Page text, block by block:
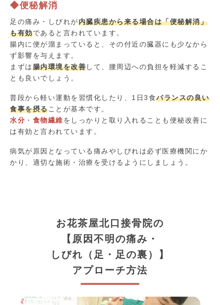
◆便秘解消
足の痛み・しびれが内臓疾患から来る場合は「便秘解消」
も有効であると言われています。
腸内に便が溜まっていると、その付近の臓器にも少なから
ず影響を与えます。
まずは腸内環境を改善して、腰周辺への負担を軽減するこ
とも良いでしょう。
普段から軽い運動を習慣化したり、1日3食バランスの良い
食事を摂ることが基本です。
水分 ・ 食物繊維をしっかりと取り入れることも便秘改善に
は有効と言われています。
病気が原因となっている痛みやしびれは必ず医療機関にか
かり、適切な施術・治療を受けるようにしましょう。
お花茶屋北口接骨院の
【原因不明の痛み・
しびれ（足・足の裏）】
アプローチ方法